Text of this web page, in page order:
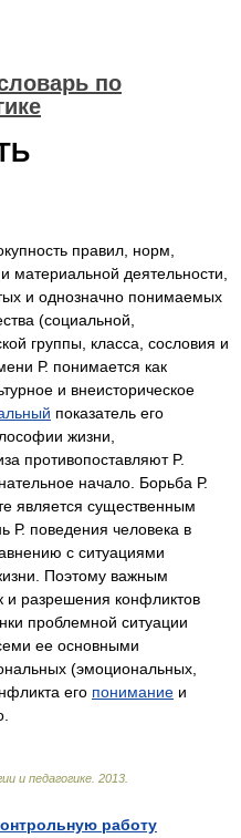
по
правил, норм,
материальной деятельности,
и однозначно понимаемых
(социальной,
группы, класса, сословия и
Р. понимается как
и внеисторическое
показатель его
жизни,
противопоставляют P.
начало. Борьба Р.
является существенным
Р. поведения человека в
с ситуациями
Поэтому важным
и разрешения конфликтов
проблемной ситуации
ее основными
(эмоциональных,
его понимание и
и педагогике 2013
работу